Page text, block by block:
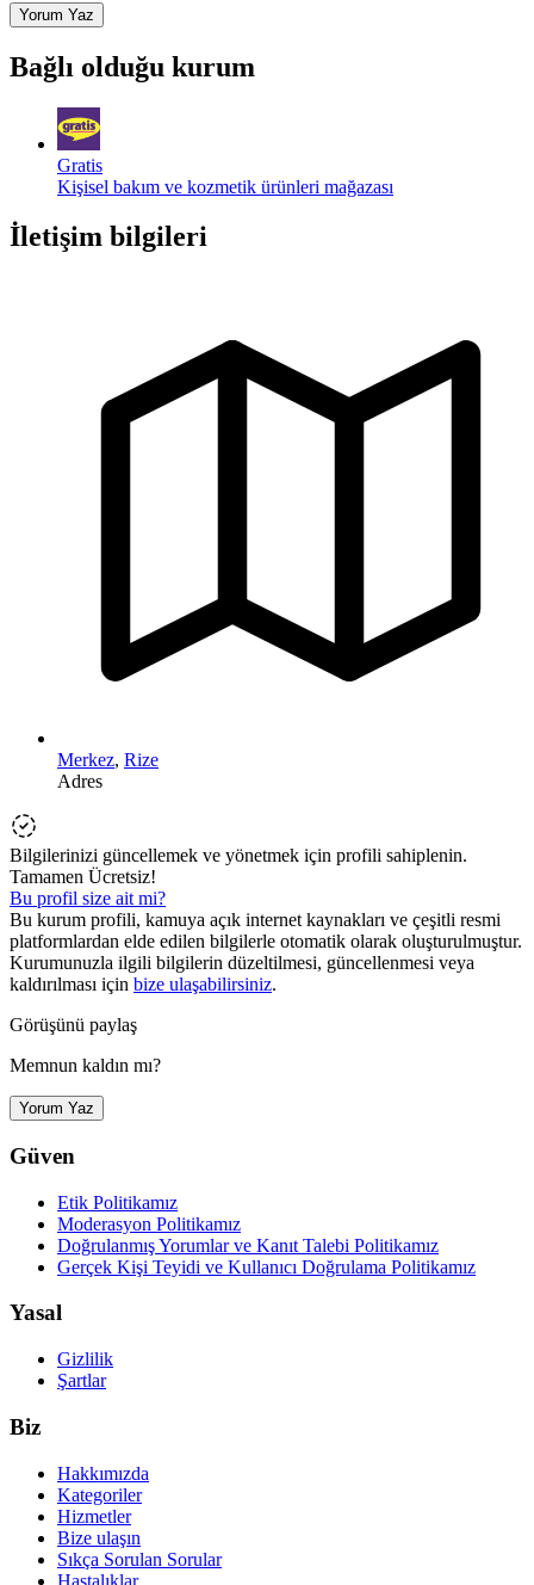
Yorum Yaz
Bağlı olduğu kurum
Gratis
Kişisel bakım ve kozmetik ürünleri mağazası
İletişim bilgileri
Merkez, Rize
Adres
Bilgilerinizi güncellemek ve yönetmek için profili sahiplenin.
Tamamen Ücretsiz!
Bu profil size ait mi?
Bu kurum profili, kamuya açık internet kaynakları ve çeşitli resmi
platformlardan elde edilen bilgilerle otomatik olarak oluşturulmuştur.
Kurumunuzla ilgili bilgilerin düzeltilmesi, güncellenmesi veya
kaldırılması için bize ulaşabilirsiniz.
Görüşünü paylaş
Memnun kaldın mı?
Yorum Yaz
Güven
Etik Politikamız
Moderasyon Politikamız
Doğrulanmış Yorumlar ve Kanıt Talebi Politikamız
Gerçek Kişi Teyidi ve Kullanıcı Doğrulama Politikamız
Yasal
Gizlilik
Şartlar
Biz
Hakkımızda
Kategoriler
Hizmetler
Bize ulaşın
Sıkça Sorulan Sorular
Hastalıklar